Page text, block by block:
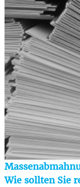
Wie sollten Sie